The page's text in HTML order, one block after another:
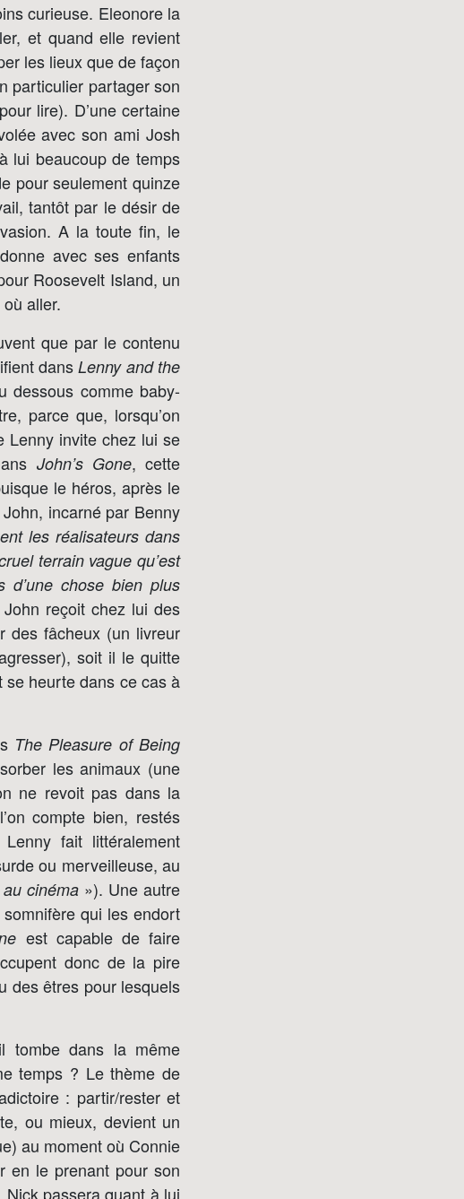
curieuse. Eleonore la
et quand elle revient
les lieux que de façon
particulier partager son
lire). D’une certaine
avec son ami Josh
lui beaucoup de temps
pour seulement quinze
tantôt par le désir de
A la toute fin, le
avec ses enfants
Roosevelt Island, un
aller.
que par le contenu
dansLenny and the
dessous comme baby-
parce que, lorsqu’on
Lenny invite chez lui se
John’s Gone, cette
le héros, après le
incarné par Benny
les réalisateurs dans
terrain vague qu’est
chose bien plus
reçoit chez lui des
des fâcheux (un livreur
soit il le quitte
se heurte dans ce cas à
The Pleasure of Being
les animaux (une
ne revoit pas dans la
compte bien, restés
fait littéralement
ou merveilleuse, au
cinéma»). Une autre
qui les endort
est capable de faire
donc de la pire
des êtres pour lesquels
tombe dans la même
temps ? Le thème de
: partir/rester et
ou mieux, devient un
au moment où Connie
en le prenant pour son
Nick passera quant à lui